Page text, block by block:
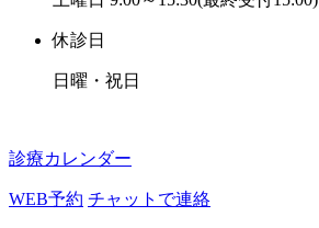
休診日
日曜・祝日
診療カレンダー
WEB予約 チャットで連絡